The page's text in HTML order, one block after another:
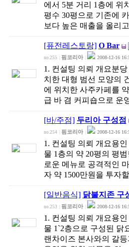
에서 5분 거리 1층에 위
평수 30평으로 기존에
보다 높은 매출을 올리
[퓨전레스토랑] O Bar
no.255 핌코리아 2008-12-16
1. 컨설팅 의뢰 개요분
치한 대형 범선 모양의
에 위치한 사주카페를
급 바 겸 커피숍으로 운
[바/주점] 두리아 구성점
no.254 핌코리아 2008-12-16
1. 컨설팅 의뢰 개요용
물 1층의 약 20평의 평
로운 메뉴로 공격적인
자 약 1500만원을 투자
[일반음식] 닭불지존 구
no.253 핌코리아 2008-12-16
1. 컨설팅 의뢰 개요용
물 1`2층으로 구성된 닭
랜차이즈 본사와의 갈